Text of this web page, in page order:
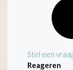
Stel een
Reageren